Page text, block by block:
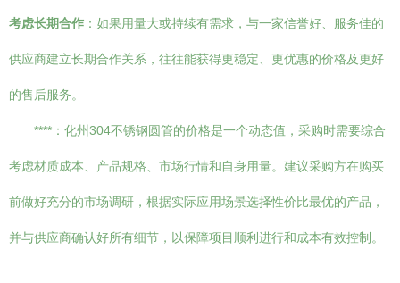
考虑长期合作 ：如果用量大或持续有需求，与一家信誉好、服务佳的
供应商建立长期合作关系，往往能获得更稳定、更优惠的价格及更好
的售后服务。
****：化州304不锈钢圆管的价格是一个动态值，采购时需要综合
考虑材质成本、产品规格、市场行情和自身用量。建议采购方在购买
前做好充分的市场调研，根据实际应用场景选择性价比最优的产品，
并与供应商确认好所有细节，以保障项目顺利进行和成本有效控制。